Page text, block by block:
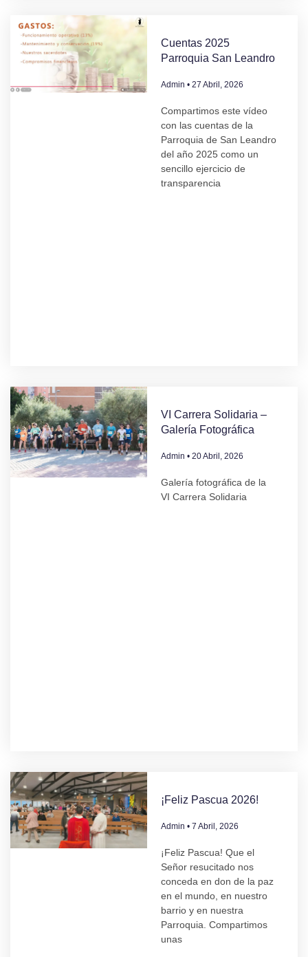
Cuentas 2025
Parroquia San Leandro
Admin 27 Abril, 2026
Compartimos este vídeo
con las cuentas de la
Parroquia de San Leandro
del año 2025 como un
sencillo ejercicio de
transparencia
VI Carrera Solidaria –
Galería Fotográfica
Admin 20 Abril, 2026
Galería fotográfica de la
VI Carrera Solidaria
¡Feliz Pascua 2026!
Admin 7 Abril, 2026
¡Feliz Pascua! Que el
Señor resucitado nos
conceda en don de la paz
en el mundo, en nuestro
barrio y en nuestra
Parroquia. Compartimos
unas